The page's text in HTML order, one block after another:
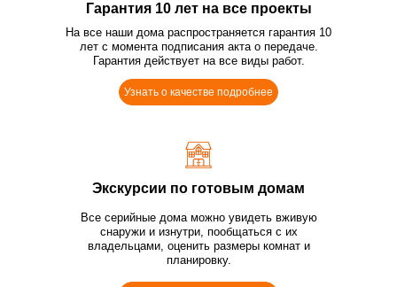
Гарантия 10 лет на все проекты
На все наши дома распространяется гарантия 10
лет с момента подписания акта о передаче.
Гарантия действует на все виды работ.
Экскурсии по готовым домам
Все серийные дома можно увидеть вживую
снаружи и изнутри, пообщаться с их
владельцами, оценить размеры комнат и
планировку.
Узнать о качестве подробнее